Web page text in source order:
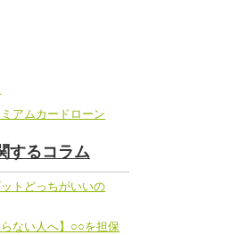
アムカードローン
するコラム
トどっちがいいの
らない人へ】○○を担保